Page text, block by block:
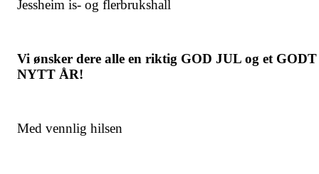
Jessheim is- og flerbrukshall
Vi ønsker dere alle en riktig GOD JUL og et GODT
NYTT ÅR!
Med vennlig hilsen